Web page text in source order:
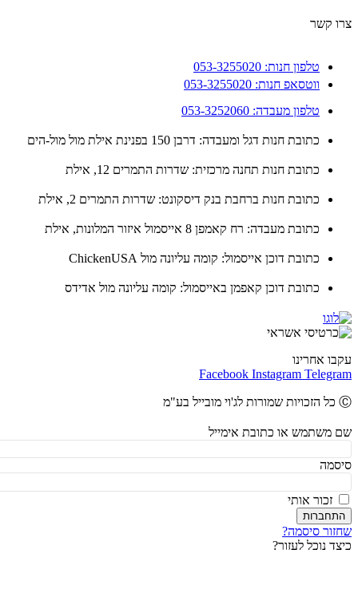
קשר
טלפון חנות: 053-3255020
ווטסאפ חנות: 053-3255020
טלפון מעבדה: 053-3252060
כתובת חנות דגל ומעבדה: דרבן 150 בפנינת אילת מול מול-הים
כתובת חנות תחנה מרכזית: שדרות התמרים 12, אילת
כתובת חנות ברחבת בנק דיסקונט: שדרות התמרים 2, אילת
כתובת מעבדה: רח קאמפן 8 אייסמול איזור המלונות, אילת
כתובת דוכן אייסמול: קומה עליונה מול ChickenUSA
כתובת דוכן קאפמן באייסמול: קומה עליונה מול אדידס
אחרינו
Facebook Instagram
או כתובת אימייל
זכור אותי
סיסמה?
נוכל לעזור?